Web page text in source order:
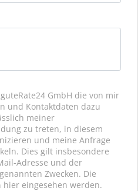
GmbH die von mir
und Kontaktdaten dazu
meiner
zu treten, in diesem
und meine Anfrage
Dies gilt insbesondere
Adresse und der
Zwecken. Die
hier eingesehen werden.